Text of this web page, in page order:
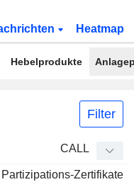
Heatmap
Hebelprodukte
Filter
Hebel Parität
CALL
Partizipations-Zertifikate